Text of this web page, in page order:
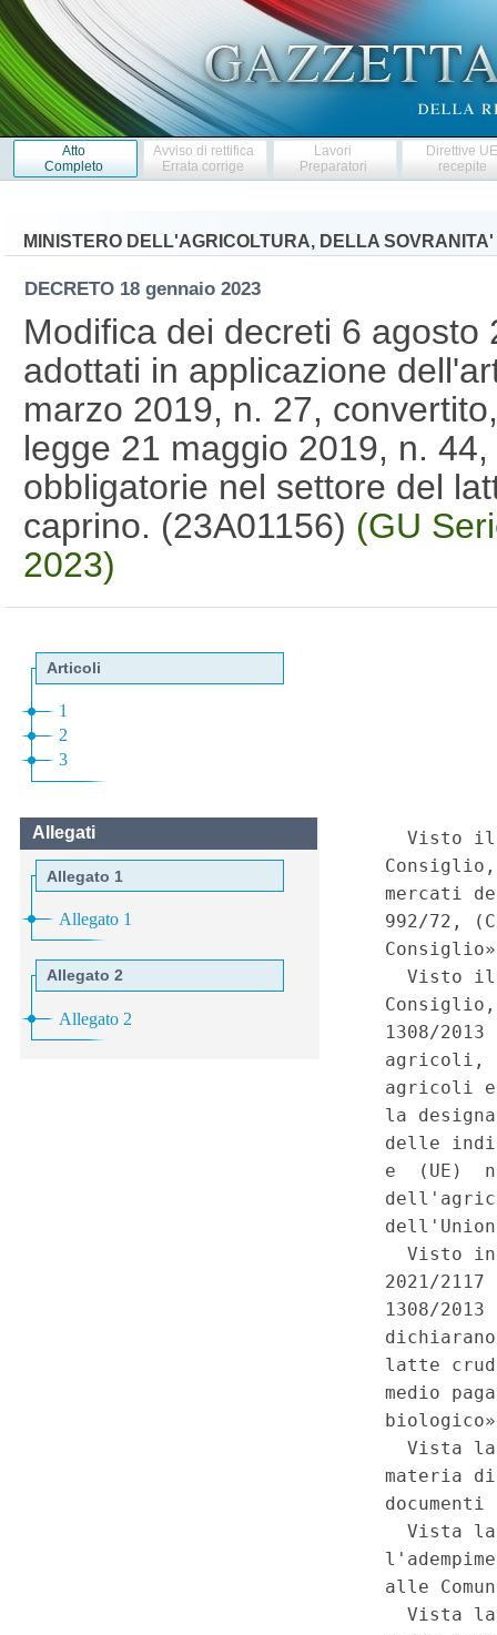
Atto
Completo
Avviso di rettifica
Errata corrige
Lavori
Preparatori
Direttive
recepite
MINISTERO DELL'AGRICOLTURA, DELLA
DECRETO 18 gennaio 2023
Modifica dei decreti 6 agosto
adottati in applicazione
marzo 2019, n. 27,
legge 21 maggio 2019, n.
obbligatorie nel settore del
caprino. (23A01156) (GU
2023)